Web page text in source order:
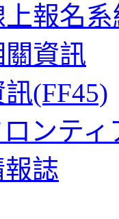
報名
資訊
(FF45)
ンティ
誌